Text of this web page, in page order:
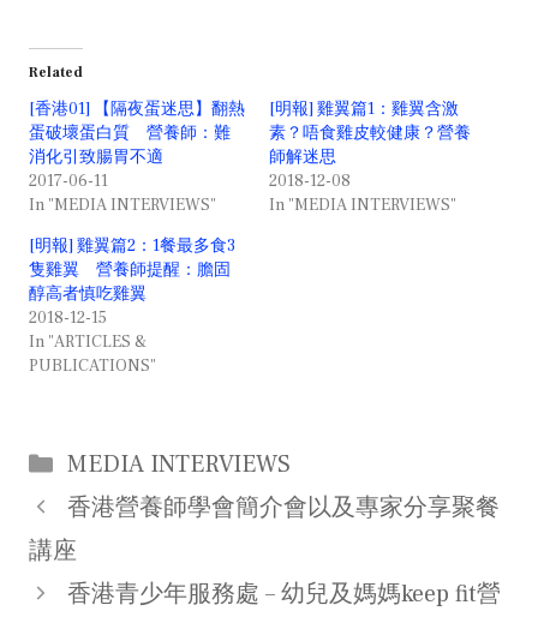
Related
[香港01] 【隔夜蛋迷思】翻熱
蛋破壞蛋白質 營養師：難
消化引致腸胃不適
2017-06-11
In "MEDIA INTERVIEWS"
[明報] 雞翼篇1：雞翼含激
素？唔食雞皮較健康？營養
師解迷思
2018-12-08
In "MEDIA INTERVIEWS"
[明報] 雞翼篇2：1餐最多食3
隻雞翼 營養師提醒：膽固
醇高者慎吃雞翼
2018-12-15
In "ARTICLES &
PUBLICATIONS"
Categories
MEDIA INTERVIEWS
Post
navigation
香港營養師學會簡介會以及專家分享聚餐
講座
香港青少年服務處 – 幼兒及媽媽keep fit營